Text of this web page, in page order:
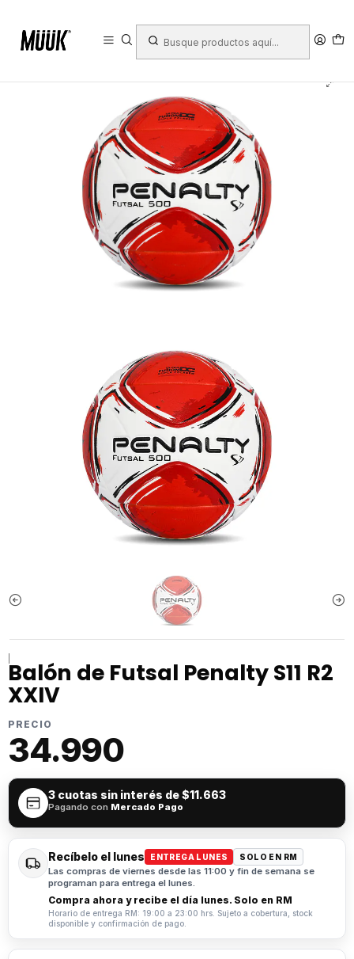
Balón de Futsal Penalty S11 R2
XXIV
PRECIO
34.990
3 cuotas sin interés de$11.663
Pagando con Mercado Pago
Recíbelo el lunes ENTREGA LUNES SOLO EN RM
Las compras de viernes desde las 11:00 y fin de semana se
programan para entrega el lunes.
Compra ahora y recibe el día lunes. Solo en RM
Horario de entrega RM: 19:00 a 23:00 hrs. Sujeto a cobertura, stock
disponible y confirmación de pago.